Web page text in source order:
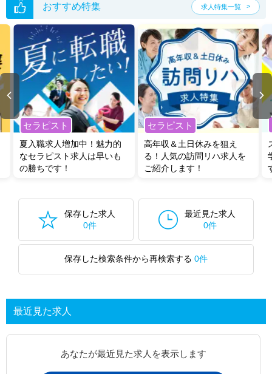
おすすめ特集 求人特集一覧
セラピスト
夏入職求人増加中！魅力的
なセラピスト求人は早いも
の勝ちです！
セラピスト
高年収＆土日休みを狙え
る！人気の訪問リハ求人を
ご紹介します！
保存した求人
0件
最近見た求人
0件
保存した検索条件から再検索する 0件
最近見た求人
あなたが最近見た求人を表示します